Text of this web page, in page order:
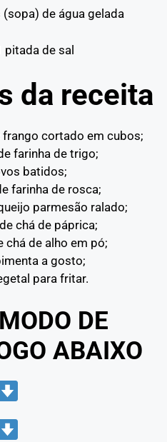
de água gelada
pitada de sal
da receita
cortado em cubos;
farinha de trigo;
batidos;
farinha de rosca;
parmesão ralado;
chá de páprica;
chá de alho em pó;
a gosto;
para fritar.
DE
ABAIXO